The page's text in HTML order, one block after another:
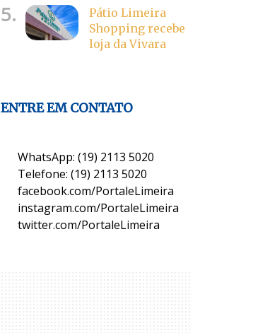
5.
Pátio Limeira
Shopping recebe
loja da Vivara
ENTRE EM CONTATO
WhatsApp: (19) 2113 5020
Telefone: (19) 2113 5020
facebook.com/PortaleLimeira
instagram.com/PortaleLimeira
twitter.com/PortaleLimeira